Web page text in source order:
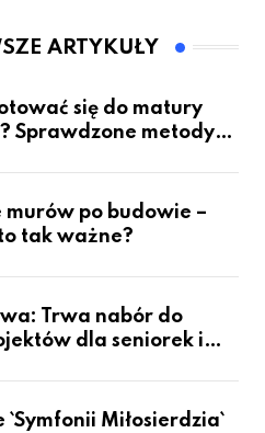
pacjentów?
ARTYKUŁY
się do matury
Sprawdzone metody
murów po budowie –
tak ważne?
Trwa nabór do
dla seniorek i
`Symfonii Miłosierdzia`